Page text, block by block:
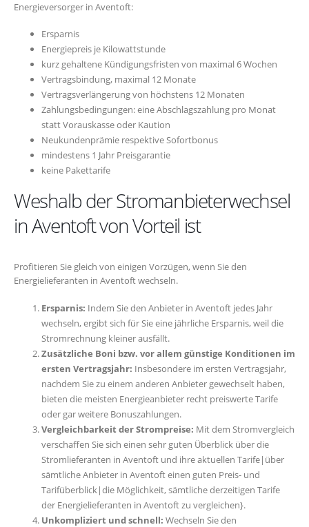
Energieversorger in Aventoft:
Ersparnis
Energiepreis je Kilowattstunde
kurz gehaltene Kündigungsfristen von maximal 6 Wochen
Vertragsbindung, maximal 12 Monate
Vertragsverlängerung von höchstens 12 Monaten
Zahlungsbedingungen: eine Abschlagszahlung pro Monat
statt Vorauskasse oder Kaution
Neukundenprämie respektive Sofortbonus
mindestens 1 Jahr Preisgarantie
keine Pakettarife
Weshalb der Stromanbieterwechsel
in Aventoft von Vorteil ist
Profitieren Sie gleich von einigen Vorzügen, wenn Sie den
Energielieferanten in Aventoft wechseln.
Ersparnis: Indem Sie den Anbieter in Aventoft jedes Jahr
wechseln, ergibt sich für Sie eine jährliche Ersparnis, weil die
Stromrechnung kleiner ausfällt.
Zusätzliche Boni bzw. vor allem günstige Konditionen im
ersten Vertragsjahr: Insbesondere im ersten Vertragsjahr,
nachdem Sie zu einem anderen Anbieter gewechselt haben,
bieten die meisten Energieanbieter recht preiswerte Tarife
oder gar weitere Bonuszahlungen.
Vergleichbarkeit der Strompreise: Mit dem Stromvergleich
verschaffen Sie sich einen sehr guten Überblick über die
Stromlieferanten in Aventoft und ihre aktuellen Tarife|über
sämtliche Anbieter in Aventoft einen guten Preis- und
Tarifüberblick|die Möglichkeit, sämtliche derzeitigen Tarife
der Energielieferanten in Aventoft zu vergleichen}.
Unkompliziert und schnell: Wechseln Sie den